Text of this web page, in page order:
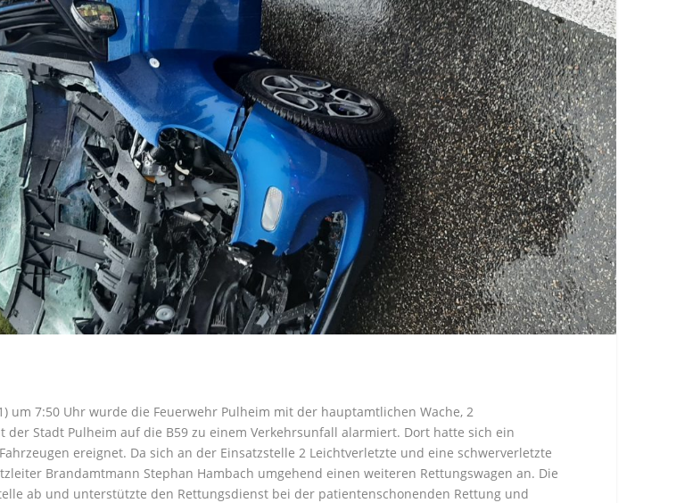
um 7:50 Uhr wurde die Feuerwehr Pulheim mit der hauptamtlichen Wache, 2
der Stadt Pulheim auf die B59 zu einem Verkehrsunfall alarmiert. Dort hatte sich ein
ereignet. Da sich an der Einsatzstelle 2 Leichtverletzte und eine schwerverletzte
Brandamtmann Stephan Hambach umgehend einen weiteren Rettungswagen an. Die
ab und unterstützte den Rettungsdienst bei der patientenschonenden Rettung und